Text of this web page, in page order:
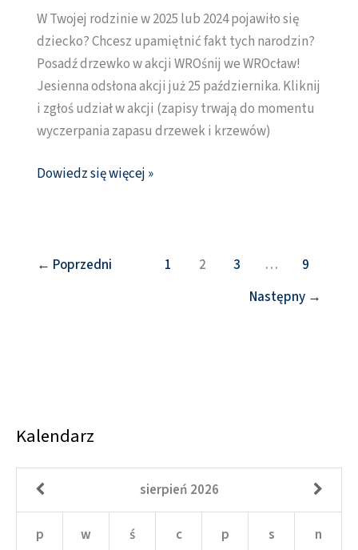
W Twojej rodzinie w 2025 lub 2024 pojawiło się
dziecko? Chcesz upamiętnić fakt tych narodzin?
Posadź drzewko w akcji WROśnij we WROcław!
Jesienna odsłona akcji już 25 października. Kliknij
i zgłoś udział w akcji (zapisy trwają do momentu
wyczerpania zapasu drzewek i krzewów)
2025.
Posadź
drzewko
dla
swojego
dziecka
Dowiedz się więcej »
← Poprzedni 1 2 3 …
9
Następny →
Kalendarz
sierpień 2026
p w ś c p s
n